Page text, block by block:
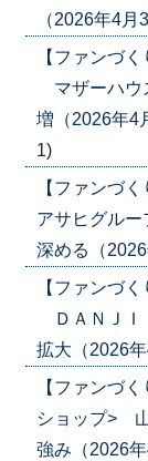
（2026年4
【ファンづ
マザーハウ
増（2026年4
1)
【ファンづ
アサヒグル
深める（
【ファンづ
ＤＡＮＪＩ
拡大（2026
【ファンづ
ショップ>
強み（2026